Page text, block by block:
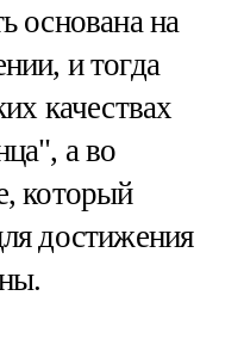
основана на
и тогда
качествах
а во
который
достижения